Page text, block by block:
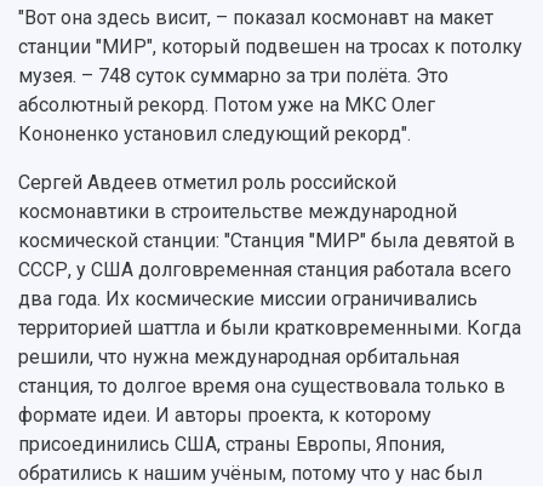
"Вот она здесь висит, – показал космонавт на макет
станции "МИР", который подвешен на тросах к потолку
музея. – 748 суток суммарно за три полёта. Это
абсолютный рекорд. Потом уже на МКС Олег
Кононенко установил следующий рекорд".
Сергей Авдеев отметил роль российской
космонавтики в строительстве международной
космической станции: "Станция "МИР" была девятой в
СССР, у США долговременная станция работала всего
два года. Их космические миссии ограничивались
территорией шаттла и были кратковременными. Когда
решили, что нужна международная орбитальная
станция, то долгое время она существовала только в
формате идеи. И авторы проекта, к которому
присоединились США, страны Европы, Япония,
обратились к нашим учёным, потому что у нас был